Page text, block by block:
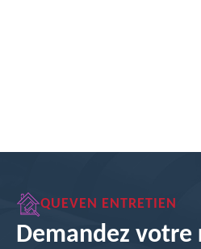
QUEVEN ENTRETIEN
Demandez votre